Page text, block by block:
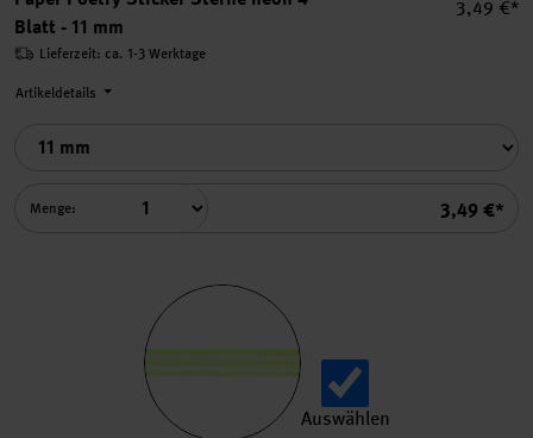
Blatt - 11 mm
3,49 €*
Summe
3,49 €*
Lieferzeit: ca. 1-3 Werktage
Artikeldetails
Menge:
Auswählen